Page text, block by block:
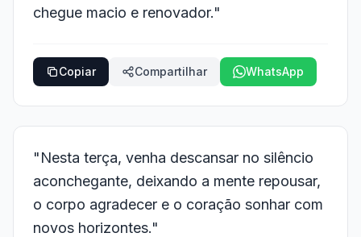
chegue macio e renovador."
Copiar Compartilhar WhatsApp
"Nesta terça, venha descansar no silêncio
aconchegante, deixando a mente repousar,
o corpo agradecer e o coração sonhar com
novos horizontes."